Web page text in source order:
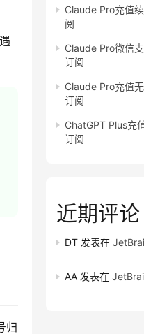
归
Claude Pro充值
阅
Claude Pro微信
订阅
Claude Pro充值
订阅
ChatGPT Plus充
订阅
近期评论
DT 发表在
AA 发表在